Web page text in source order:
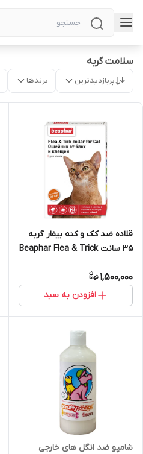
سلامت گربه
پربازدیدترین برندها
قلاده ضد کک و کنه بیفار گربه
35 سانت Beaphar Flea & Trick
1,500,000
افزودن به سبد
شامپو ضد انگل های خارجی